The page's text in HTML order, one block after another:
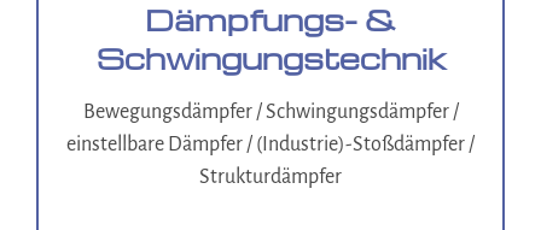
Dämpfungs- &
Schwingungstechnik
Bewegungsdämpfer / Schwingungsdämpfer /
einstellbare Dämpfer / (Industrie)-Stoßdämpfer /
Strukturdämpfer